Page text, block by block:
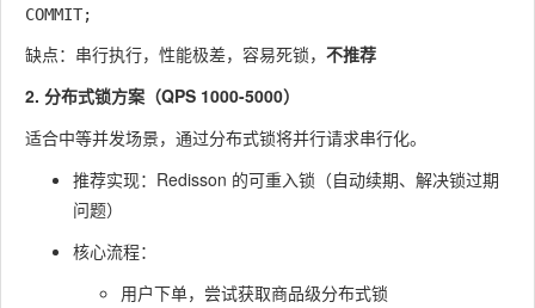
缺点：串行执行，性能极差，容易死锁， 不推荐
2. 分布式锁方案（QPS 1000-5000）
适合中等并发场景，通过分布式锁将并行请求串行化。
推荐实现：Redisson 的可重入锁（自动续期、解决锁过期
问题）
核心流程：
用户下单，尝试获取商品级分布式锁